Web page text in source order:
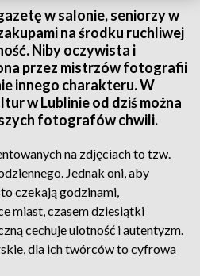
w salonie, seniorzy w
na środku ruchliwej
Niby oczywista i
przez mistrzów fotografii
innego charakteru. W
w Lublinie od dziś można
fotografów chwili.
na zdjęciach to tzw.
Jednak oni, aby
czekają godzinami,
miast, czasem dziesiątki
cechuje ulotność i autentyzm.
dla ich twórców to cyfrowa